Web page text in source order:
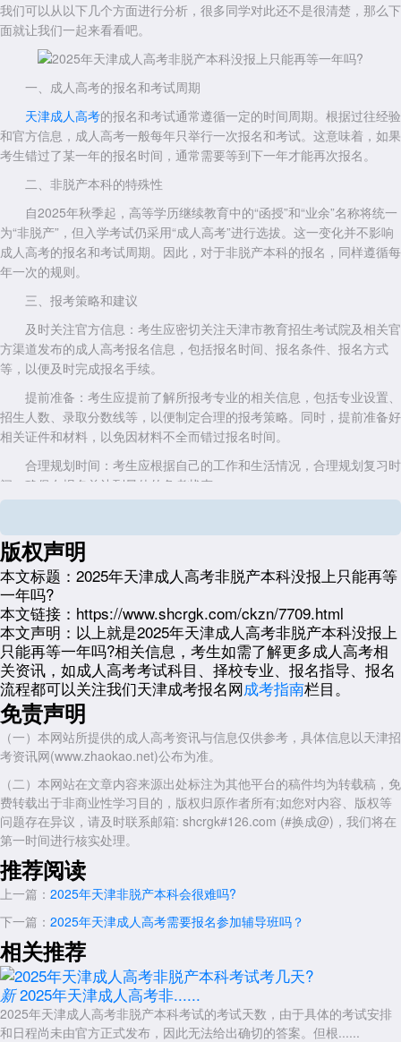
我们可以从以下几个方面进行分析，很多同学对此还不是很清楚，那么下
面就让我们一起来看看吧。
一、成人高考的报名和考试周期
天津成人高考的报名和考试通常遵循一定的时间周期。根据过往经验
和官方信息，成人高考一般每年只举行一次报名和考试。这意味着，如果
考生错过了某一年的报名时间，通常需要等到下一年才能再次报名。
二、非脱产本科的特殊性
自2025年秋季起，高等学历继续教育中的“函授”和“业余”名称将统一
为“非脱产”，但入学考试仍采用“成人高考”进行选拔。这一变化并不影响
成人高考的报名和考试周期。因此，对于非脱产本科的报名，同样遵循每
年一次的规则。
三、报考策略和建议
及时关注官方信息：考生应密切关注天津市教育招生考试院及相关官
方渠道发布的成人高考报名信息，包括报名时间、报名条件、报名方式
等，以便及时完成报名手续。
提前准备：考生应提前了解所报考专业的相关信息，包括专业设置、
招生人数、录取分数线等，以便制定合理的报考策略。同时，提前准备好
相关证件和材料，以免因材料不全而错过报名时间。
合理规划时间：考生应根据自己的工作和生活情况，合理规划复习时
间，确保在报名前达到最佳的备考状态。
他途径提升自己的学历层次，如参加自学考试、网络教育等。这些方式虽
然与成人高考有所不同，但同样可以为考生提供学习和提升的机会。
综上所述，如果考生错过了2025年天津成人高考非脱产本科的报名
时间，通常需要等到下一年才能再次报名。因此，考生应提前关注官方信
息，做好充分准备，确保能够按时完成报名手续。同时，也可以考虑通过
其他途径来提升自己的学历层次。
展开全文
版权声明
本文标题： 2025年天津成人高考非脱产本科没报上只能再等
一年吗?
本文链接： https://www.shcrgk.com/ckzn/7709.html
本文声明： 以上就是2025年天津成人高考非脱产本科没报上
只能再等一年吗?相关信息，考生如需了解更多成人高考相
关资讯，如成人高考考试科目、择校专业、报名指导、报名
流程都可以关注我们天津成考报名网成考指南栏目。
免责声明
（一）本网站所提供的成人高考资讯与信息仅供参考，具体信息以天津招
考资讯网(www.zhaokao.net)公布为准。
（二）本网站在文章内容来源出处标注为其他平台的稿件均为转载稿，免
费转载出于非商业性学习目的，版权归原作者所有;如您对内容、版权等
问题存在异议，请及时联系邮箱: shcrgk#126.com (#换成@)，我们将在
第一时间进行核实处理。
推荐阅读
上一篇： 2025年天津非脱产本科会很难吗?
下一篇： 2025年天津成人高考需要报名参加辅导班吗？
相关推荐
新 2025年天津成人高考非......
2025年天津成人高考非脱产本科考试的考试天数，由于具体的考试安排
和日程尚未由官方正式发布，因此无法给出确切的答案。但根......